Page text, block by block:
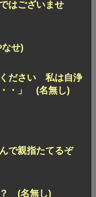
はございませ
せ)
ください 私は自浄
・」 (名無し)
で親指たてるぞ
？ (名無し)